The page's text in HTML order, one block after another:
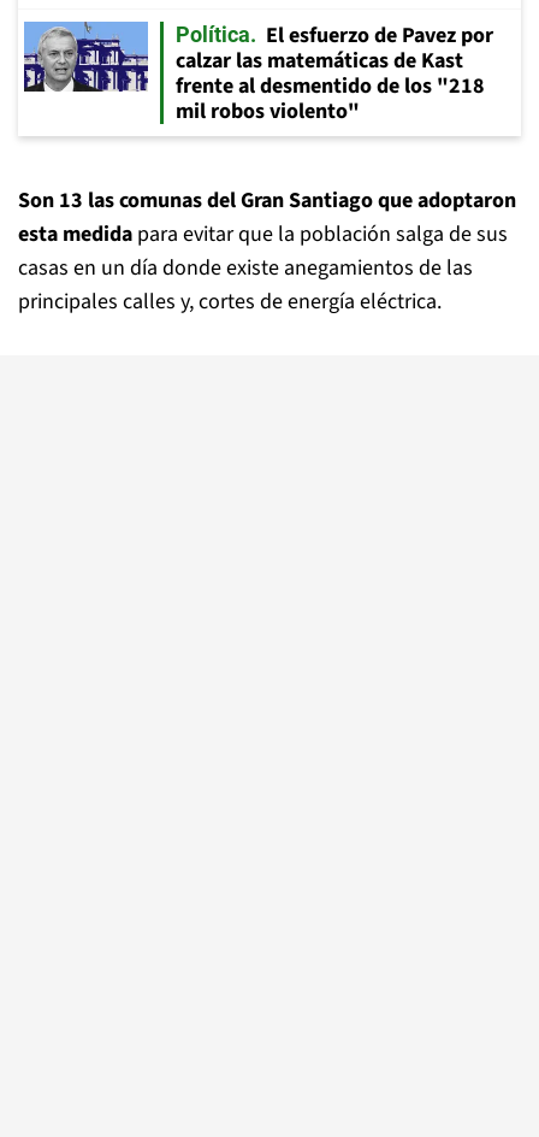
Política
El esfuerzo de Pavez por
calzar las matemáticas de Kast
frente al desmentido de los "218
mil robos violento"
Son 13 las comunas del Gran Santiago que adoptaron
esta medida para evitar que la población salga de sus
casas en un día donde existe anegamientos de las
principales calles y, cortes de energía eléctrica.